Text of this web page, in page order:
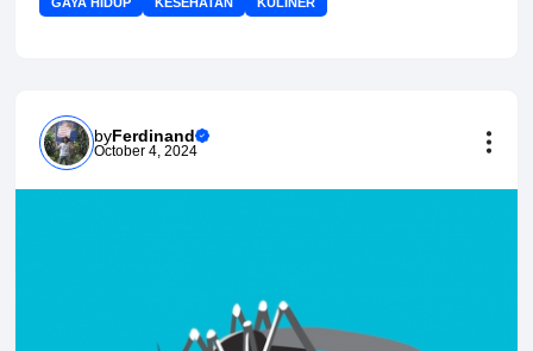
byFerdinand
October 4, 2024